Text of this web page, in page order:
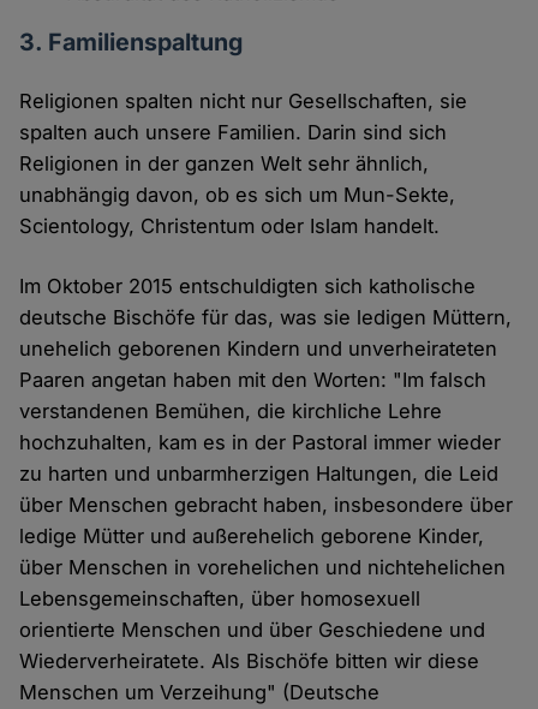
3. Familienspaltung
Religionen spalten nicht nur Gesellschaften, sie
spalten auch unsere Familien. Darin sind sich
Religionen in der ganzen Welt sehr ähnlich,
unabhängig davon, ob es sich um Mun-Sekte,
Scientology, Christentum oder Islam handelt.
Im Oktober 2015 entschuldigten sich katholische
deutsche Bischöfe für das, was sie ledigen Müttern,
unehelich geborenen Kindern und unverheirateten
Paaren angetan haben mit den Worten: "Im falsch
verstandenen Bemühen, die kirchliche Lehre
hochzuhalten, kam es in der Pastoral immer wieder
zu harten und unbarmherzigen Haltungen, die Leid
über Menschen gebracht haben, insbesondere über
ledige Mütter und außerehelich geborene Kinder,
über Menschen in vorehelichen und nichtehelichen
Lebensgemeinschaften, über homosexuell
orientierte Menschen und über Geschiedene und
Wiederverheiratete. Als Bischöfe bitten wir diese
Menschen um Verzeihung" (Deutsche